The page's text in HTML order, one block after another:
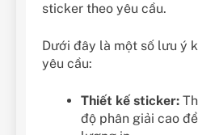
sticker theo yêu cầu.
Dưới đây là một số lưu ý
yêu cầu:
Thiết kế sticker:
độ phân giải cao